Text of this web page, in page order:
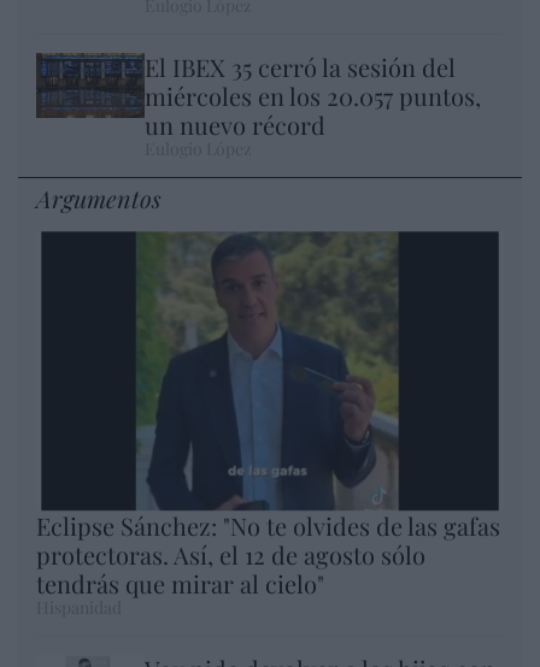
El IBEX 35 cerró la sesión del
miércoles en los 20.057 puntos,
un nuevo récord
Argumentos
Eclipse Sánchez: "No te olvides de las gafas
protectoras. Así, el 12 de agosto sólo
tendrás que mirar al cielo"